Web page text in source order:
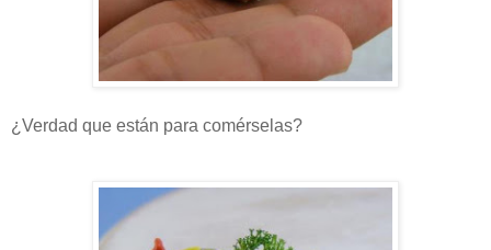
¿Verdad que están para comérselas?